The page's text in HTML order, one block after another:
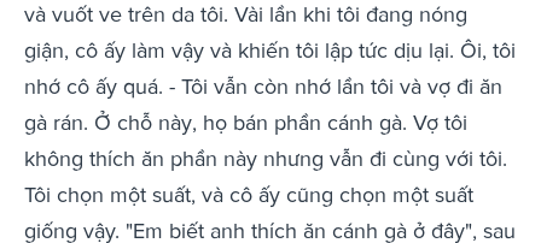
và vuốt ve trên da tôi. Vài lần khi tôi đang nóng
giận, cô ấy làm vậy và khiến tôi lập tức dịu lại. Ôi, tôi
nhớ cô ấy quá. - Tôi vẫn còn nhớ lần tôi và vợ đi ăn
gà rán. Ở chỗ này, họ bán phần cánh gà. Vợ tôi
không thích ăn phần này nhưng vẫn đi cùng với tôi.
Tôi chọn một suất, và cô ấy cũng chọn một suất
giống vậy. "Em biết anh thích ăn cánh gà ở đây", sau